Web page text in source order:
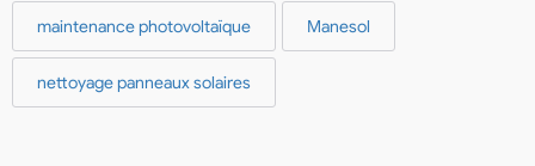
maintenance photovoltaïque Manesol
nettoyage panneaux solaires